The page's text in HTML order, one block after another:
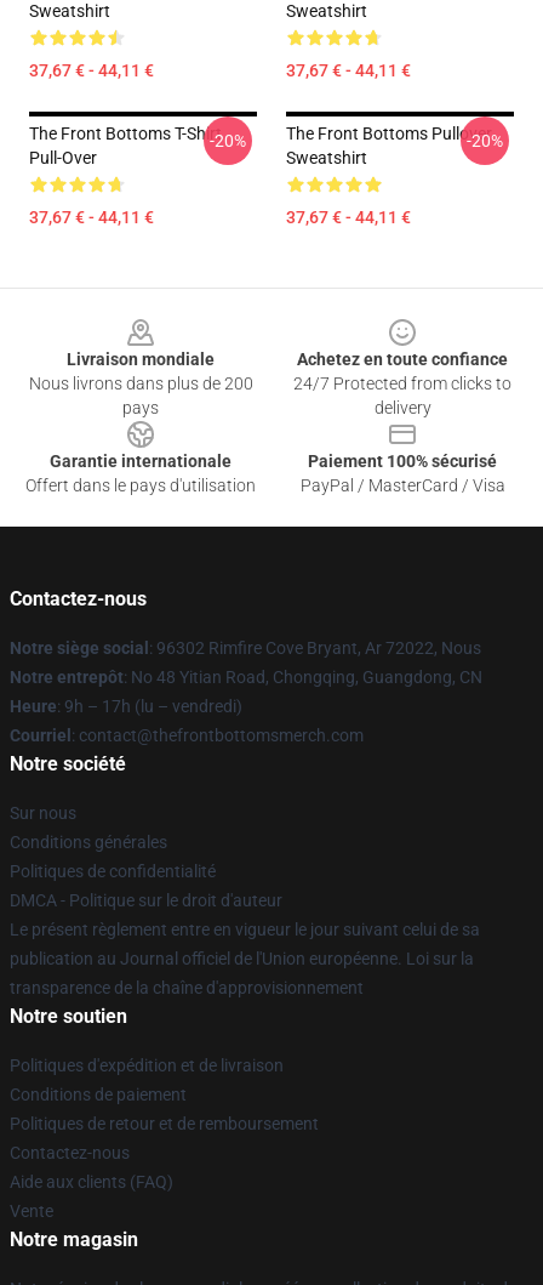
Sweatshirt
37,67 € - 44,11 €
Sweatshirt
37,67 € - 44,11 €
The Front Bottoms T-Shirt
Pull-Over
37,67 € - 44,11 €
-20%
The Front Bottoms Pullover
Sweatshirt
37,67 € - 44,11 €
-20%
Livraison mondiale
Nous livrons dans plus de 200
pays
Achetez en toute confiance
24/7 Protected from clicks to
delivery
Garantie internationale
Offert dans le pays d'utilisation
Paiement 100% sécurisé
PayPal / MasterCard / Visa
Contactez-nous
Notre siège social : 96302 Rimfire Cove Bryant, Ar 72022, Nous
Notre entrepôt: No 48 Yitian Road, Chongqing, Guangdong, CN
Heure: 9h – 17h (lu – vendredi)
Courriel : contact@thefrontbottomsmerch.com
Notre société
Sur nous
Conditions générales
Politiques de confidentialité
DMCA - Politique sur le droit d'auteur
Le présent règlement entre en vigueur le jour suivant celui de sa
publication au Journal officiel de l'Union européenne. Loi sur la
transparence de la chaîne d'approvisionnement
Notre soutien
Politiques d'expédition et de livraison
Conditions de paiement
Politiques de retour et de remboursement
Contactez-nous
Aide aux clients (FAQ)
Vente
Notre magasin